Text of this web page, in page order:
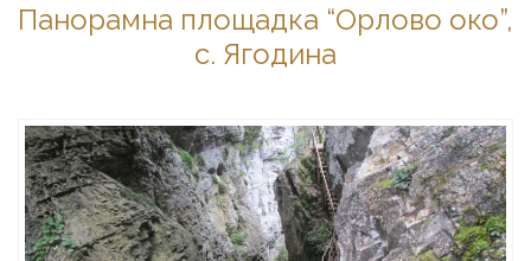
Панорамна площадка “Орлово око”,
с. Ягодина